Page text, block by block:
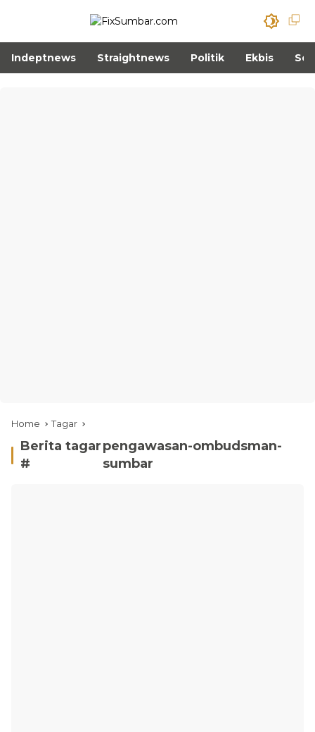
Indeptnews Straightnews Politik Ekbis
Home Tagar
Berita tagar
#
pengawasan-ombudsman-
sumbar